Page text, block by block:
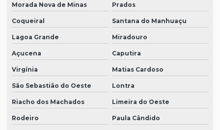
Morada Nova de Minas Prados
Coqueiral Santana do Manhuaçu
Lagoa Grande Miradouro
Açucena Caputira
Virgínia Matias Cardoso
São Sebastião do Oeste Lontra
Riacho dos Machados Limeira do Oeste
Rodeiro Paula Cândido